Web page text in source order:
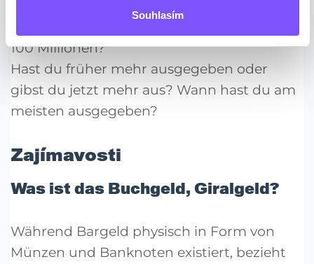
Souhlasím
100 Millionen?
Hast du früher mehr ausgegeben oder
gibst du jetzt mehr aus? Wann hast du am
meisten ausgegeben?
Zajímavosti
Was ist das Buchgeld, Giralgeld?
Während Bargeld physisch in Form von
Münzen und Banknoten existiert, bezieht